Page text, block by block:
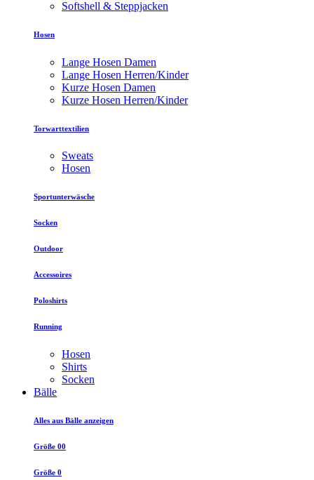
Softshell & Steppjacken
Hosen
Lange Hosen Damen
Lange Hosen Herren/Kinder
Kurze Hosen Damen
Kurze Hosen Herren/Kinder
Torwarttextilien
Sweats
Hosen
Sportunterwäsche
Socken
Outdoor
Accessoires
Poloshirts
Running
Hosen
Shirts
Socken
Bälle
Alles aus Bälle anzeigen
Größe 00
Größe 0